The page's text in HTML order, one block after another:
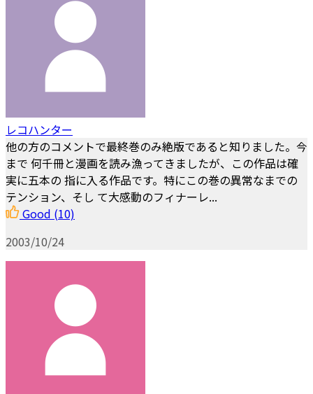
レコハンター
他の方のコメントで最終巻のみ絶版であると知りました。今
まで 何千冊と漫画を読み漁ってきましたが、この作品は確
実に五本の 指に入る作品です。特にこの巻の異常なまでの
テンション、そし て大感動のフィナーレ...
Good (10)
2003/10/24